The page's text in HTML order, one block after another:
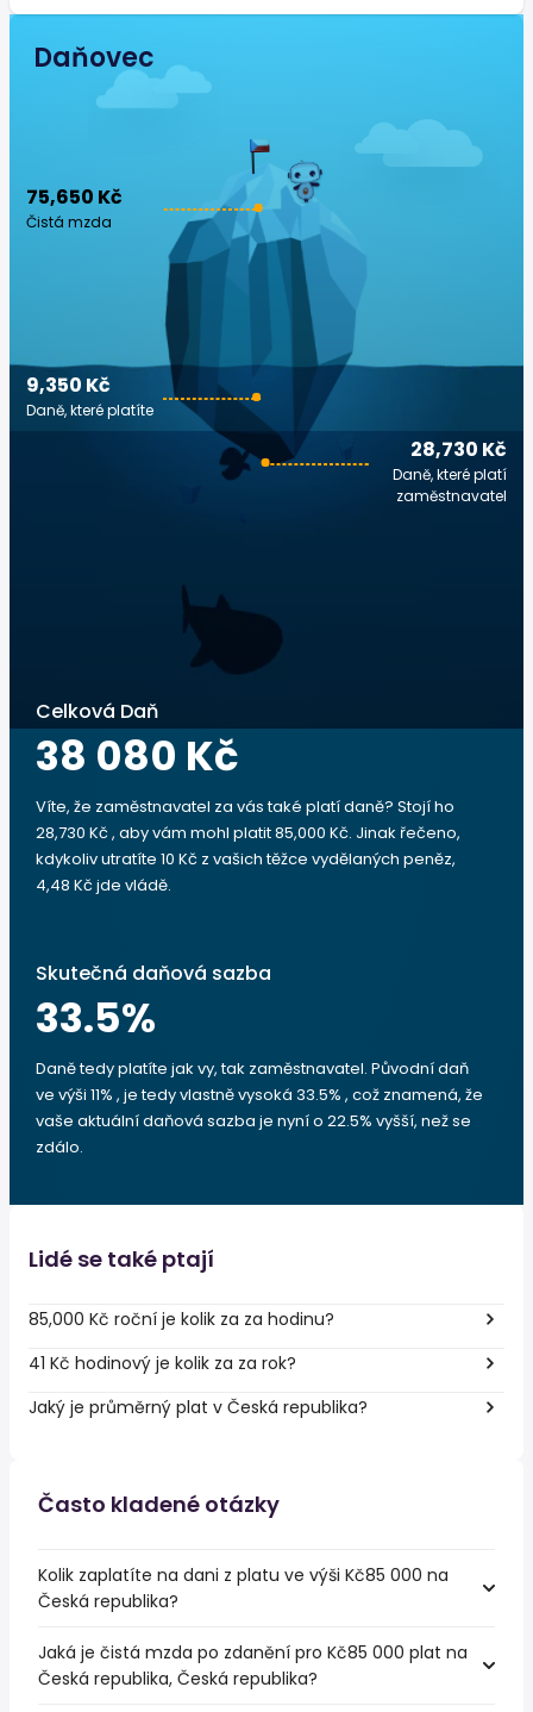
Daňovec
75,650 Kč
Čistá mzda
28,730 Kč
Daně, které platí
zaměstnavatel
9,350 Kč
Daně, které platíte
Celková Daň
38 080 Kč
Víte, že zaměstnavatel za vás také platí daně? Stojí ho
28,730 Kč , aby vám mohl platit 85,000 Kč. Jinak řečeno,
kdykoliv utratíte 10 Kč z vašich těžce vydělaných peněz,
4,48 Kč jde vládě.
Skutečná daňová sazba
33.5%
Daně tedy platíte jak vy, tak zaměstnavatel. Původní daň
ve výši 11% , je tedy vlastně vysoká 33.5% , což znamená, že
vaše aktuální daňová sazba je nyní o 22.5% vyšší, než se
zdálo.
Lidé se také ptají
85,000 Kč roční je kolik za za hodinu?
41 Kč hodinový je kolik za za rok?
Jaký je průměrný plat v Česká republika?
Často kladené otázky
Kolik zaplatíte na dani z platu ve výši Kč85 000 na
Česká republika?
Jaká je čistá mzda po zdanění pro Kč85 000 plat na
Česká republika, Česká republika?